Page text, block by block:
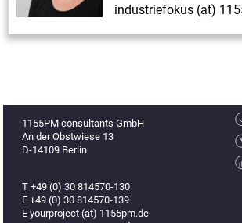
industriefokus (at)
1155PM consultants GmbH
An der Obstwiese 13
D-14109 Berlin
T +49 (0) 30 814570-130
F +49 (0) 30 814570-139
E yourproject (at) 1155pm.de
Claim
Management.
Co.
–
auf
Augenhöhe